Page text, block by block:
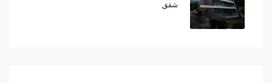
شقق